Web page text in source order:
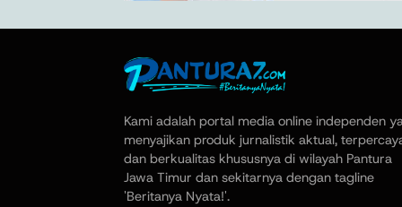
Kami adalah portal media online independen
menyajikan produk jurnalistik aktual,
dan berkualitas khususnya di wilayah Pantura
Jawa Timur dan sekitarnya dengan tagline
'Beritanya Nyata!'.